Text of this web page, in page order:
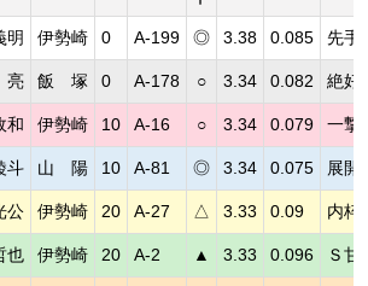
伊勢崎 0 A-199 ◎ 3.38 0.085 先手
飯 塚 0 A-178 ○ 3.34 0.082 絶好
和 伊勢崎 10 A-16 ○ 3.34 0.079 一撃
斗 山 陽 10 A-81 ◎ 3.34 0.075 展開
公 伊勢崎 20 A-27 △ 3.33 0.09 内枠
也 伊勢崎 20 A-2 ▲ 3.33 0.096 Ｓ甘